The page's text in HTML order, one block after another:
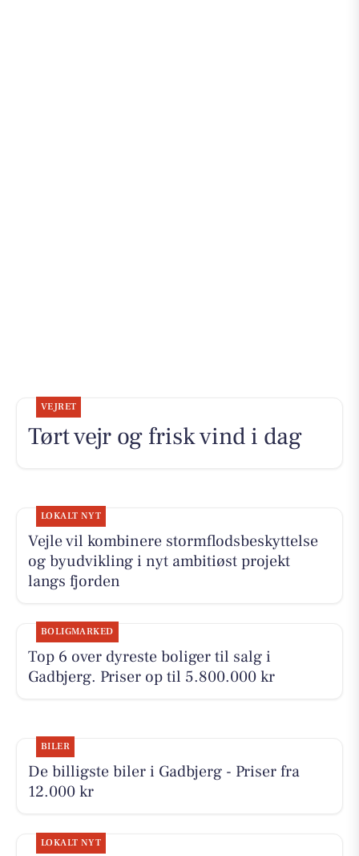
VEJRET
Tørt vejr og frisk vind i dag
LOKALT NYT
Vejle vil kombinere stormflodsbeskyttelse
og byudvikling i nyt ambitiøst projekt
langs fjorden
BOLIGMARKED
Top 6 over dyreste boliger til salg i
Gadbjerg. Priser op til 5.800.000 kr
BILER
De billigste biler i Gadbjerg - Priser fra
12.000 kr
LOKALT NYT